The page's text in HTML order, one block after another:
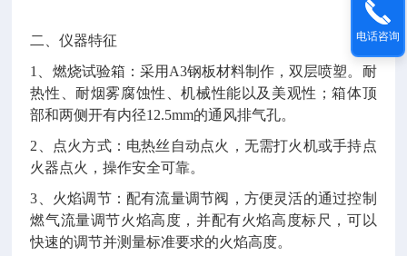
二、仪器特征
1、燃烧试验箱：采用A3钢板材料制作，双层喷塑。耐
热性、耐烟雾腐蚀性、机械性能以及美观性；箱体顶
部和两侧开有内径12.5mm的通风排气孔。
2、点火方式：电热丝自动点火，无需打火机或手持点
火器点火，操作安全可靠。
3、火焰调节：配有流量调节阀，方便灵活的通过控制
燃气流量调节火焰高度，并配有火焰高度标尺，可以
快速的调节并测量标准要求的火焰高度。
电话咨询